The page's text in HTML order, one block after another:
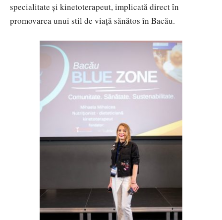
specialitate și kinetoterapeut, implicată direct în
promovarea unui stil de viață sănătos în Bacău.